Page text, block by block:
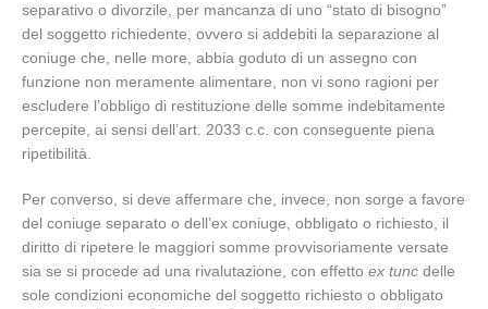
separativo o divorzile, per mancanza di uno “stato di bisogno”
del soggetto richiedente, ovvero si addebiti la separazione al
coniuge che, nelle more, abbia goduto di un assegno con
funzione non meramente alimentare, non vi sono ragioni per
escludere l’obbligo di restituzione delle somme indebitamente
percepite, ai sensi dell’art. 2033 c.c. con conseguente piena
ripetibilità.
Per converso, si deve affermare che, invece, non sorge a favore
del coniuge separato o dell’ex coniuge, obbligato o richiesto, il
diritto di ripetere le maggiori somme provvisoriamente versate
sia se si procede ad una rivalutazione, con effetto ex tunc delle
sole condizioni economiche del soggetto richiesto o obbligato